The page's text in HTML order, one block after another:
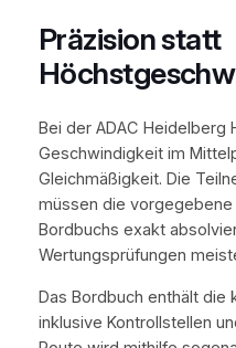
Präzision statt
Bei der ADAC Heidelberg
Geschwindigkeit im
Gleichmäßigkeit. Die
müssen die
Bordbuchs exakt
Wertungsprüfungen
Das Bordbuch enthält die
inklusive Kontrollstellen